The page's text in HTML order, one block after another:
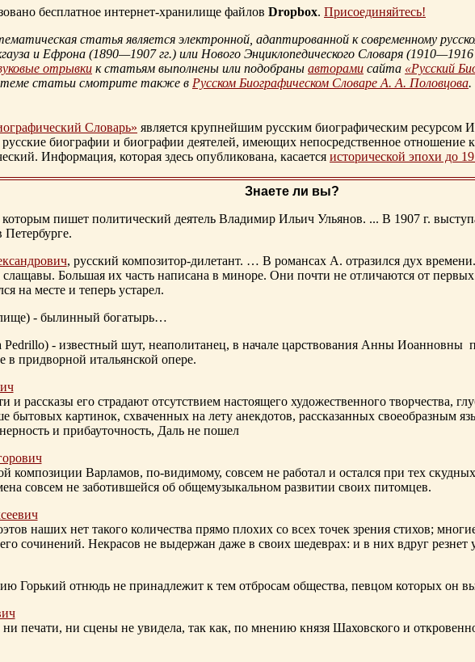
бесплатное интернет-хранилище файлов Dropbox. Присоединяйтесь!
статья является электронной, адаптированной к современному
и Ефрона (1890—1907 гг.) или Нового Энциклопедического Словаря (1910—1916
отрывки к статьям выполнены или подобраны авторами сайта «Русский
статьи смотрите также в Русском Биографическом Словаре А. А. Половцова.
Словарь» является крупнейшим русским биографическим ресурсом
биографии и биографии деятелей, имеющих непосредственное отношение
Информация, которая здесь опубликована, касается исторической эпохи до
Знаете ли вы?
пишет политический деятель Владимир Ильич Ульянов. ... В 1907 г.
, русский композитор-дилетант. … В романсах А. отразился дух
Большая их часть написана в миноре. Они почти не отличаются от
на месте и теперь устарел.
- былинный богатырь…
- известный шут, неаполитанец, в начале царствования Анны Иоанновны
в придворной итальянской опере.
рассказы его страдают отсутствием настоящего художественного творчества,
бытовых картинок, схваченных на лету анекдотов, рассказанных своеобразным
и прибауточность, Даль не пошел
композиции Варламов, по-видимому, совсем не работал и остался при тех
совсем не заботившейся об общемузыкальном развитии своих питомцев.
наших нет такого количества прямо плохих со всех точек зрения стихов;
сочинений. Некрасов не выдержан даже в своих шедеврах: и в них вдруг резнет
Горький отнюдь не принадлежит к тем отбросам общества, певцом которых он
ни печати, ни сцены не увидела, так как, по мнению князя Шаховского и